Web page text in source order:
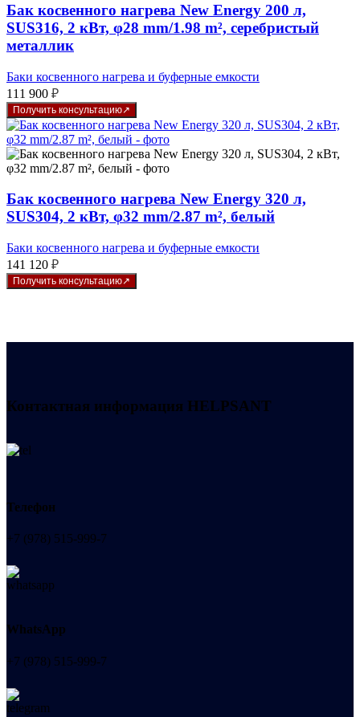
Бак косвенного нагрева New Energy 200 л,
SUS316, 2 кВт, φ28 mm/1.98 m², серебристый
металлик
Баки косвенного нагрева и буферные емкости
111 900 ₽
Получить консультацию
Бак косвенного нагрева New Energy 320 л,
SUS304, 2 кВт, φ32 mm/2.87 m², белый
Баки косвенного нагрева и буферные емкости
141 120 ₽
Получить консультацию
Контактная информация HELPSANT
Телефон
+7 (978) 515-999-7
WhatsApp
+7 (978) 515-999-7